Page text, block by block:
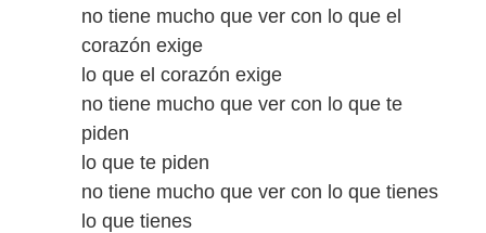
no tiene mucho que ver con lo que el
corazón exige
lo que el corazón exige
no tiene mucho que ver con lo que te
piden
lo que te piden
no tiene mucho que ver con lo que tienes
lo que tienes